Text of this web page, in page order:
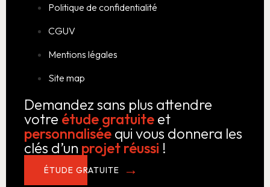
Politique de confidentialité
CGUV
Mentions légales
Site map
Demandez sans plus attendre
votre étude gratuite et
personnalisée qui vous donnera les
clés d’un projet réussi !
ÉTUDE GRATUITE